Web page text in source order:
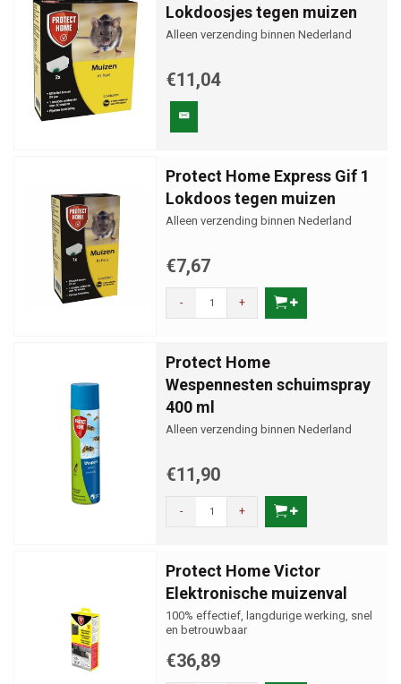
Lokdoosjes tegen muizen
Alleen verzending binnen Nederland
€11,04
Protect Home Express Gif 1
Lokdoos tegen muizen
Alleen verzending binnen Nederland
€7,67
- +
Protect Home
Wespennesten schuimspray
400 ml
Alleen verzending binnen Nederland
€11,90
- +
Protect Home Victor
Elektronische muizenval
100% effectief, langdurige werking, snel
en betrouwbaar
€36,89